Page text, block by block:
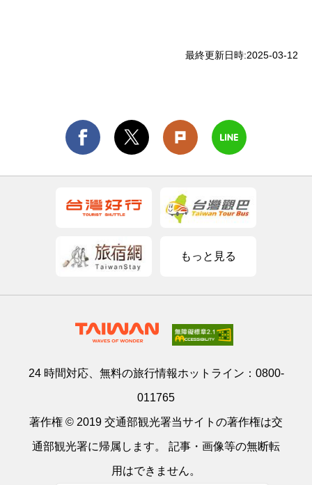
最終更新日時:2025-03-12
もっと見る
24 時間対応、無料の旅行情報ホットライン： 0800-
011765
著作権 © 2019 交通部観光署当サイトの著作権は交
通部観光署に帰属します。 記事・画像等の無断転
用はできません。